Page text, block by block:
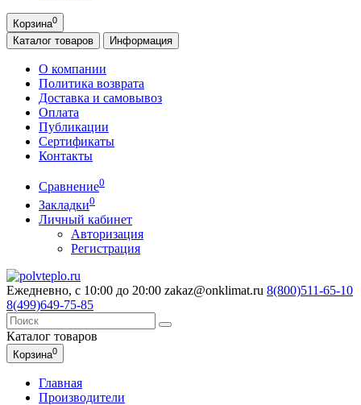
Корзина0
Каталог товаров Информация
О компании
Политика возврата
Доставка и самовывоз
Оплата
Публикации
Сертификаты
Контакты
Сравнение0
Закладки0
Личный кабинет
Авторизация
Регистрация
Ежедневно, с 10:00 до 20:00 zakaz@onklimat.ru 8(800)511-65-10
8(499)649-75-85
Каталог товаров
Корзина0
Главная
Производители